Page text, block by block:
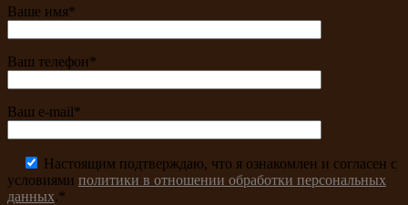
Ваше имя*
Ваш телефон*
Ваш e-mail*
Настоящим подтверждаю, что я ознакомлен и согласен с
условиями политики в отношении обработки персональных
данных.*